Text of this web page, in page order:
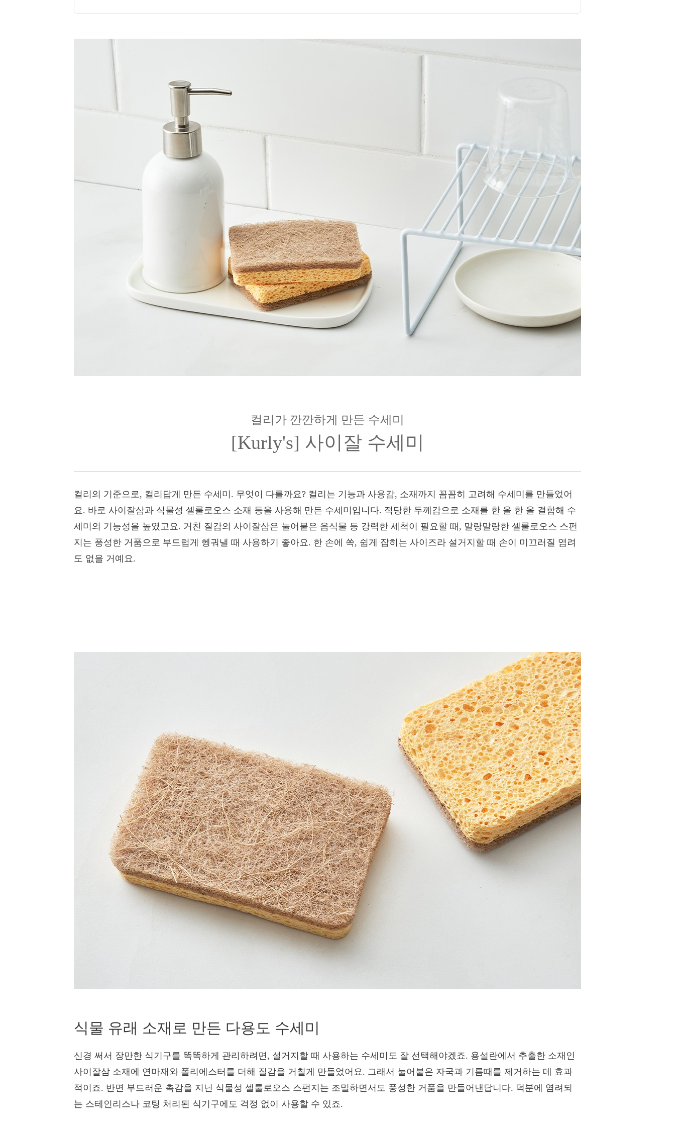
컬리가 깐깐하게 만든 수세미
[Kurly's] 사이잘 수세미
컬리의 기준으로, 컬리답게 만든 수세미. 무엇이 다를까요? 컬리는 기능과 사용감, 소재까지 꼼꼼히 고려해 수세미를 만들었어
요. 바로 사이잘삼과 식물성 셀룰로오스 소재 등을 사용해 만든 수세미입니다. 적당한 두께감으로 소재를 한 올 한 올 결합해 수
세미의 기능성을 높였고요. 거친 질감의 사이잘삼은 눌어붙은 음식물 등 강력한 세척이 필요할 때, 말랑말랑한 셀룰로오스 스펀
지는 풍성한 거품으로 부드럽게 헹궈낼 때 사용하기 좋아요. 한 손에 쏙, 쉽게 잡히는 사이즈라 설거지할 때 손이 미끄러질 염려
도 없을 거예요.
식물 유래 소재로 만든 다용도 수세미
신경 써서 장만한 식기구를 똑똑하게 관리하려면, 설거지할 때 사용하는 수세미도 잘 선택해야겠죠. 용설란에서 추출한 소재인
사이잘삼 소재에 연마재와 폴리에스터를 더해 질감을 거칠게 만들었어요. 그래서 눌어붙은 자국과 기름때를 제거하는 데 효과
적이죠. 반면 부드러운 촉감을 지닌 식물성 셀룰로오스 스펀지는 조밀하면서도 풍성한 거품을 만들어낸답니다. 덕분에 염려되
는 스테인리스나 코팅 처리된 식기구에도 걱정 없이 사용할 수 있죠.